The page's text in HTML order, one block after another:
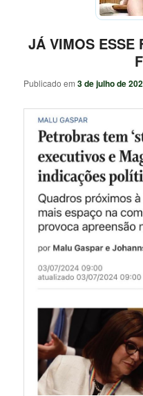
JÁ VIMOS ESSE
Publicado em3 de julho de